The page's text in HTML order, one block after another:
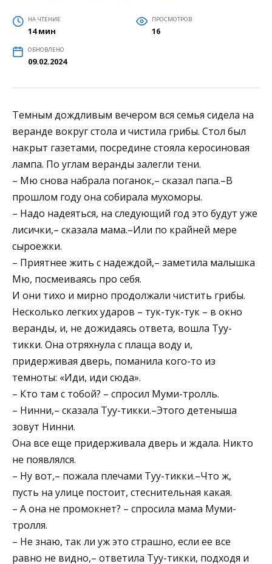
НА ЧТЕНИЕ
14 мин
ПРОСМОТРОВ
16
ОБНОВЛЕНО
09.02.2024
Темным дождливым вечером вся семья сидела на
веранде вокруг стола и чистила грибы. Стол был
накрыт газетами, посредине стояла керосиновая
лампа. По углам веранды залегли тени.
– Мю снова набрала поганок,– сказал папа.–В
прошлом году она собирала мухоморы.
– Надо надеяться, на следующий год это будут уже
лисички,– сказала мама.–Или по крайней мере
сыроежки.
– Приятнее жить с надеждой,– заметила малышка
Мю, посмеиваясь про себя.
И они тихо и мирно продолжали чистить грибы.
Несколько легких ударов – тук-тук-тук – в окно
веранды, и, не дожидаясь ответа, вошла Туу-
тикки. Она отряхнула с плаща воду и,
придерживая дверь, поманила кого-то из
темноты: «Иди, иди сюда».
– Кто там с тобой? – спросил Муми-тролль.
– Нинни,– сказала Туу-тикки.–Этого детеныша
зовут Нинни.
Она все еще придерживала дверь и ждала. Никто
не появлялся.
– Ну вот,– пожала плечами Туу-тикки.–Что ж,
пусть на улице постоит, стеснительная какая.
– А она не промокнет? – спросила мама Myми-
тролля.
– Не знаю, так ли уж это страшно, если ее все
равно не видно,– ответила Туу-тикки, подходя и